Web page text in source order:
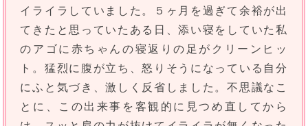
イライラしていました。５ヶ月を過ぎて余裕が出
てきたと思っていたある日、添い寝をしていた私
のアゴに赤ちゃんの寝返りの足がクリーンヒッ
ト。猛烈に腹が立ち、怒りそうになっている自分
にふと気づき、激しく反省しました。不思議なこ
とに、この出来事を客観的に見つめ直してから